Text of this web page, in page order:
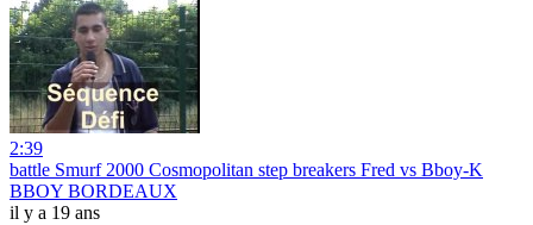
2:39
battle Smurf 2000 Cosmopolitan step breakers Fred vs Bboy-K
BBOY BORDEAUX
il y a 19 ans